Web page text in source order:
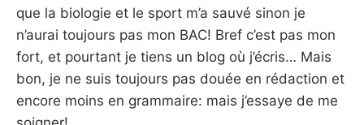
que la biologie et le sport m’a sauvé sinon je
n’aurai toujours pas mon BAC! Bref c’est pas mon
fort, et pourtant je tiens un blog où j’écris… Mais
bon, je ne suis toujours pas douée en rédaction et
encore moins en grammaire: mais j’essaye de me